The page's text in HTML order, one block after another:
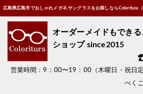
広島県広島市でおしゃれメガネ,サングラスをお探しならColoritura
オーダーメイドもでき
ショップ since2015
営業時間：9：00〜19：00（木曜日・祝
べく